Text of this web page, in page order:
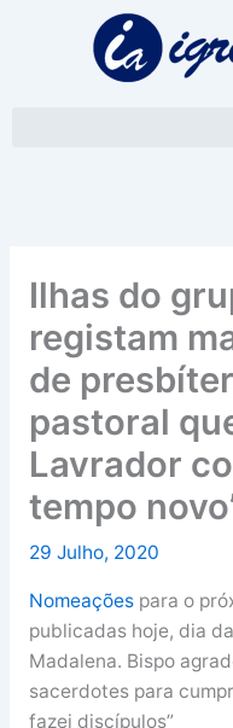
Ilhas do
registam
de
pastoral
Lavrador
tempo
29 Julho, 2020
Nomeaçõespara o
publicadas hoje, dia
Madalena. Bispo
sacerdotes para
fazei discípulos”